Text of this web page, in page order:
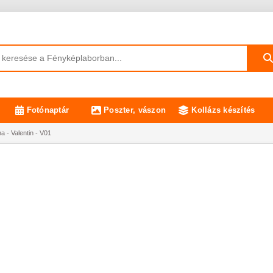
Fotónaptár Poszter, vászon Kollázs készítés
- Valentin - V01